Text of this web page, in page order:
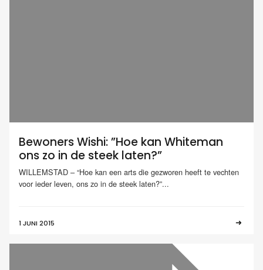
Bewoners Wishi: ”Hoe kan Whiteman
ons zo in de steek laten?”
WILLEMSTAD – “Hoe kan een arts die gezworen heeft te vechten
voor ieder leven, ons zo in de steek laten?”...
1 JUNI 2015